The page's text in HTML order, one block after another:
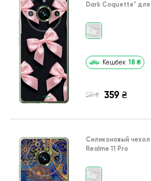
Dark Coquette" для
Кешбек 18 ₴
515 ₴ 359 ₴
Силиконовый чехол
Realme 11 Pro